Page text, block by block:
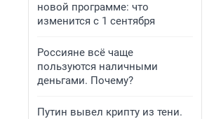
новой программе: что
изменится с 1 сентября
Россияне всё чаще
пользуются наличными
деньгами. Почему?
Путин вывел крипту из тени.